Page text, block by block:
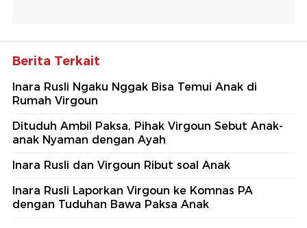
Berita Terkait
Inara Rusli Ngaku Nggak Bisa Temui Anak di
Rumah Virgoun
Dituduh Ambil Paksa, Pihak Virgoun Sebut Anak-
anak Nyaman dengan Ayah
Inara Rusli dan Virgoun Ribut soal Anak
Inara Rusli Laporkan Virgoun ke Komnas PA
dengan Tuduhan Bawa Paksa Anak